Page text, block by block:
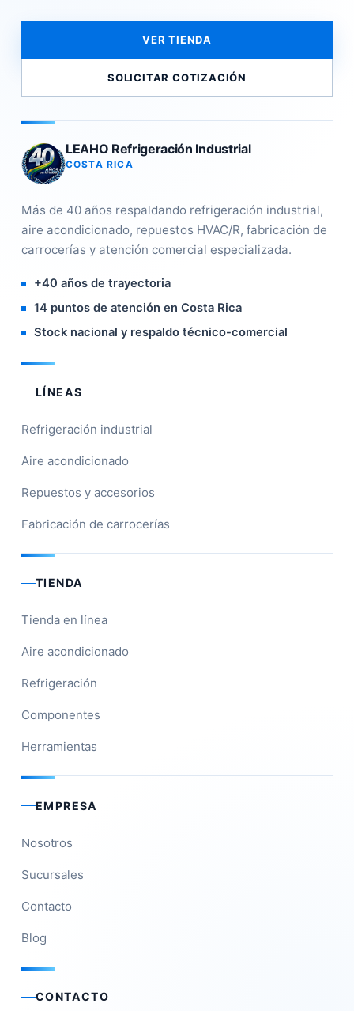
VER TIENDA
SOLICITAR COTIZACIÓN
LEAHO Refrigeración Industrial
COSTA RICA
Más de 40 años respaldando refrigeración industrial,
aire acondicionado, repuestos HVAC/R, fabricación de
carrocerías y atención comercial especializada.
+40 años de trayectoria
14 puntos de atención en Costa Rica
Stock nacional y respaldo técnico-comercial
LÍNEAS
Refrigeración industrial
Aire acondicionado
Repuestos y accesorios
Fabricación de carrocerías
TIENDA
Tienda en línea
Aire acondicionado
Refrigeración
Componentes
Herramientas
EMPRESA
Nosotros
Sucursales
Contacto
Blog
CONTACTO